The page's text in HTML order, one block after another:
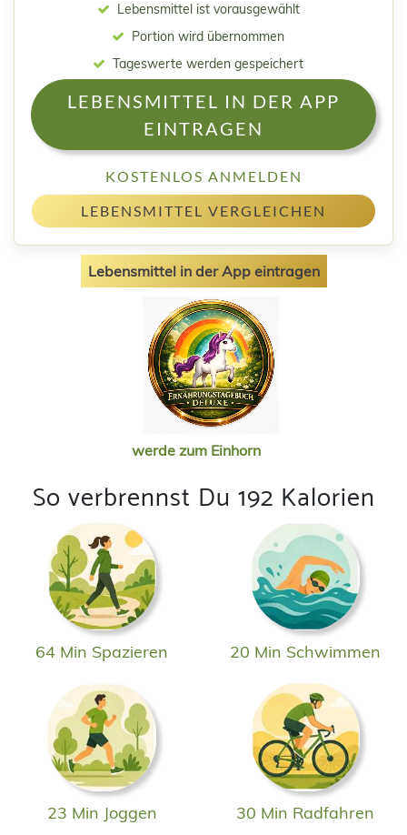
Lebensmittel ist vorausgewählt
Portion wird übernommen
Tageswerte werden gespeichert
LEBENSMITTEL IN DER APP
EINTRAGEN
KOSTENLOS ANMELDEN
LEBENSMITTEL VERGLEICHEN
Lebensmittel in der App eintragen
werde zum Einhorn
So verbrennst Du 192 Kalorien
64 Min Spazieren 20 Min Schwimmen
23 Min Joggen 30 Min Radfahren